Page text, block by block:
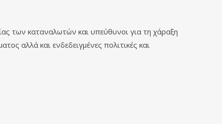
των καταναλωτών και υπεύθυνοι για τη χάραξη
αλλά και ενδεδειγμένες πολιτικές και